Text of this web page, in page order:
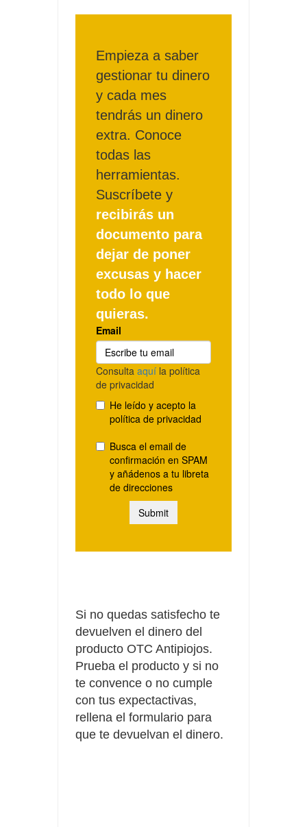
Si no quedas satisfecho te
devuelven el dinero del
producto OTC Antipiojos.
Prueba el producto y si no
te convence o no cumple
con tus expectactivas,
rellena el formulario para
que te devuelvan el dinero.